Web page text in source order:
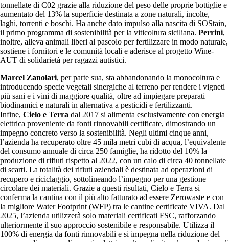
tonnellate di C02 grazie alla riduzione del peso delle proprie bottiglie e
aumentato del 13% la superficie destinata a zone naturali, incolte,
laghi, torrenti e boschi. Ha anche dato impulso alla nascita di SOStain,
il primo programma di sostenibilità per la viticoltura siciliana. Perrini,
inoltre, alleva animali liberi al pascolo per fertilizzare in modo naturale,
sostiene i fornitori e le comunità locali e aderisce al progetto Wine-
AUT di solidarietà per ragazzi autistici.
Marcel Zanolari, per parte sua, sta abbandonando la monocoltura e
introducendo specie vegetali sinergiche al terreno per rendere i vigneti
più sani e i vini di maggiore qualità, oltre ad impiegare preparati
biodinamici e naturali in alternativa a pesticidi e fertilizzanti.
Infine, Cielo e Terra dal 2017 si alimenta esclusivamente con energia
elettrica proveniente da fonti rinnovabili certificate, dimostrando un
impegno concreto verso la sostenibilità. Negli ultimi cinque anni,
l’azienda ha recuperato oltre 45 mila metri cubi di acqua, l’equivalente
del consumo annuale di circa 250 famiglie, ha ridotto del 10% la
produzione di rifiuti rispetto al 2022, con un calo di circa 40 tonnellate
di scarti. La totalità dei rifiuti aziendali è destinata ad operazioni di
recupero e riciclaggio, sottolineando l’impegno per una gestione
circolare dei materiali. Grazie a questi risultati, Cielo e Terra si
conferma la cantina con il più alto fatturato ad essere Zerowaste e con
la migliore Water Footprint (WFP) tra le cantine certificate VIVA. Dal
2025, l’azienda utilizzerà solo materiali certificati FSC, rafforzando
ulteriormente il suo approccio sostenibile e responsabile. Utilizza il
100% di energia da fonti rinnovabili e si impegna nella riduzione del